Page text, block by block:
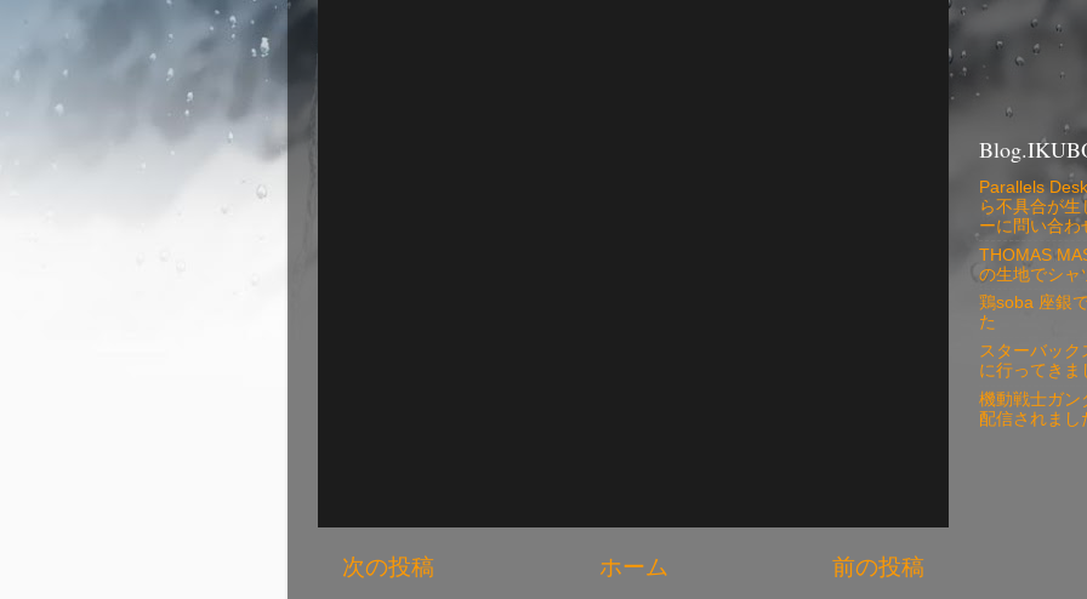
次の投稿 前の投稿
ホーム
Parallels
ら不具合が生
ーに問い合わ
THOMAS
の生地でシャ
鶏soba 座銀
た
スターバック
に行ってきま
機動戦士ガン
配信されまし